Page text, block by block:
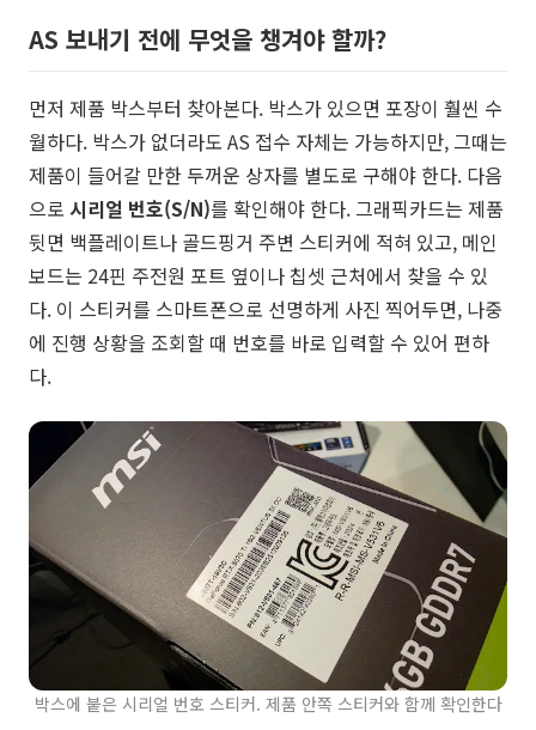
AS 보내기 전에 무엇을 챙겨야 할까?
먼저 제품 박스부터 찾아본다. 박스가 있으면 포장이 훨씬 수
월하다. 박스가 없더라도 AS 접수 자체는 가능하지만, 그때는
제품이 들어갈 만한 두꺼운 상자를 별도로 구해야 한다. 다음
으로 시리얼 번호(S/N)를 확인해야 한다. 그래픽카드는 제품
뒷면 백플레이트나 골드핑거 주변 스티커에 적혀 있고, 메인
보드는 24핀 주전원 포트 옆이나 칩셋 근처에서 찾을 수 있
다. 이 스티커를 스마트폰으로 선명하게 사진 찍어두면, 나중
에 진행 상황을 조회할 때 번호를 바로 입력할 수 있어 편하
다.
박스에 붙은 시리얼 번호 스티커. 제품 안쪽 스티커와 함께 확인한다